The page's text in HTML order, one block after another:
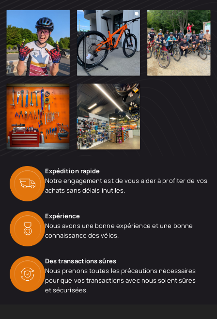
Expédition rapide
Notre engagement est de vous aider à profiter de vos
achats sans délais inutiles.
Expérience
Nous avons une bonne expérience et une bonne
connaissance des vélos.
Des transactions sûres
Nous prenons toutes les précautions nécessaires
pour que vos transactions avec nous soient sûres
et sécurisées.